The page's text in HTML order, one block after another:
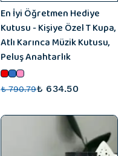
En İyi Öğretmen Hediye
Kutusu - Kişiye Özel T Kupa,
Atlı Karınca Müzik Kutusu,
Peluş Anahtarlık
₺ 790.79₺ 634.50